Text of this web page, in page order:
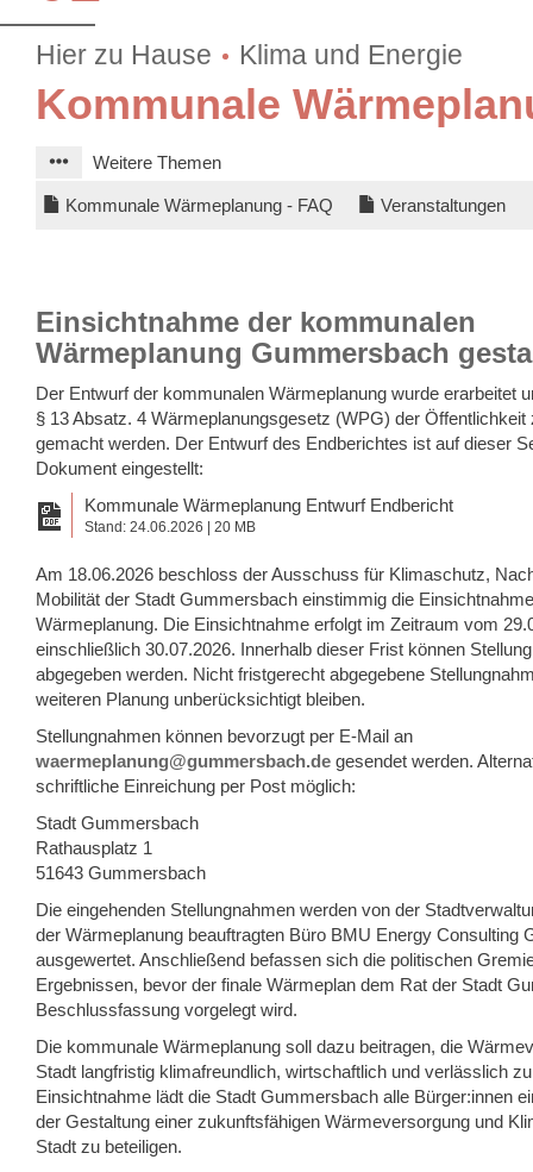
Hier zu Hause Klima und Energie
Kommunale
Weitere Themen
Kommunale Wärmeplanung - FAQ Veranstaltungen
Einsichtnahme der kommunalen
Wärmeplanung Gummersbach
Der Entwurf der kommunalen Wärmeplanung wurde erarbeitet
§ 13 Absatz. 4 Wärmeplanungsgesetz (WPG) der Öffentlichkeit
gemacht werden. Der Entwurf des Endberichtes ist auf dieser
Dokument eingestellt:
Kommunale Wärmeplanung Entwurf Endbericht
Stand: 24.06.2026 | 20 MB
Am 18.06.2026 beschloss der Ausschuss für Klimaschutz,
Mobilität der Stadt Gummersbach einstimmig die
Wärmeplanung. Die Einsichtnahme erfolgt im Zeitraum vom
einschließlich 30.07.2026. Innerhalb dieser Frist können
abgegeben werden. Nicht fristgerecht abgegebene
weiteren Planung unberücksichtigt bleiben.
Stellungnahmen können bevorzugt per E-Mail an
waermeplanung@gummersbach.de gesendet werden.
schriftliche Einreichung per Post möglich:
Stadt Gummersbach
Rathausplatz 1
51643 Gummersbach
Die eingehenden Stellungnahmen werden von der
der Wärmeplanung beauftragten Büro BMU Energy Consulting
ausgewertet. Anschließend befassen sich die politischen
Ergebnissen, bevor der finale Wärmeplan dem Rat der Stadt
Beschlussfassung vorgelegt wird.
Die kommunale Wärmeplanung soll dazu beitragen, die
Stadt langfristig klimafreundlich, wirtschaftlich und verlässlich
Einsichtnahme lädt die Stadt Gummersbach alle Bürger:innen
der Gestaltung einer zukunftsfähigen Wärmeversorgung und
Stadt zu beteiligen.